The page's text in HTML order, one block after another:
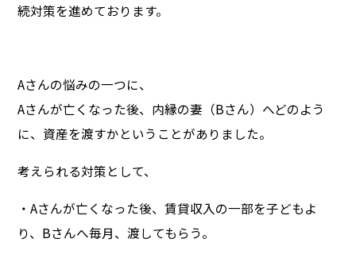
続対策を進めております。
Aさんの悩みの一つに、
Aさんが亡くなった後、内縁の妻（Bさん）へどのよう
に、資産を渡すかということがありました。
考えられる対策として、
・Aさんが亡くなった後、賃貸収入の一部を子どもよ
り、Bさんへ毎月、渡してもらう。